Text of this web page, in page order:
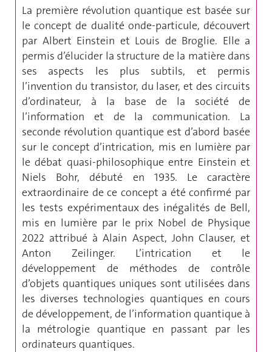
La première révolution quantique est basée sur
le concept de dualité onde-particule, découvert
par Albert Einstein et Louis de Broglie. Elle a
permis d’élucider la structure de la matière dans
ses aspects les plus subtils, et permis
l’invention du transistor, du laser, et des circuits
d’ordinateur, à la base de la société de
l’information et de la communication. La
seconde révolution quantique est d’abord basée
sur le concept d’intrication, mis en lumière par
le débat quasi-philosophique entre Einstein et
Niels Bohr, débuté en 1935. Le caractère
extraordinaire de ce concept a été confirmé par
les tests expérimentaux des inégalités de Bell,
mis en lumière par le prix Nobel de Physique
2022 attribué à Alain Aspect, John Clauser, et
Anton Zeilinger. L’intrication et le
développement de méthodes de contrôle
d’objets quantiques uniques sont utilisées dans
les diverses technologies quantiques en cours
de développement, de l’information quantique à
la métrologie quantique en passant par les
ordinateurs quantiques.